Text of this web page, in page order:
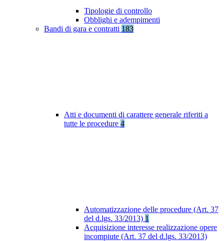
Tipologie di controllo
Obblighi e adempimenti
Bandi di gara e contratti 183
Atti e documenti di carattere generale riferiti a
tutte le procedure 4
Automatizzazione delle procedure (Art. 37
del d.lgs. 33/2013) 1
Acquisizione interesse realizzazione opere
incompiute (Art. 37 del d.lgs. 33/2013)